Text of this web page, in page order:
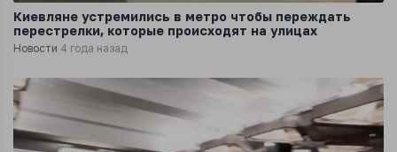
Киевляне устремились в метро чтобы переждать
перестрелки, которые происходят на улицах
Новости 4 года назад